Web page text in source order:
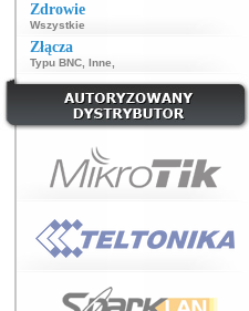
Zdrowie
Wszystkie
Złącza
Typu BNC Inne